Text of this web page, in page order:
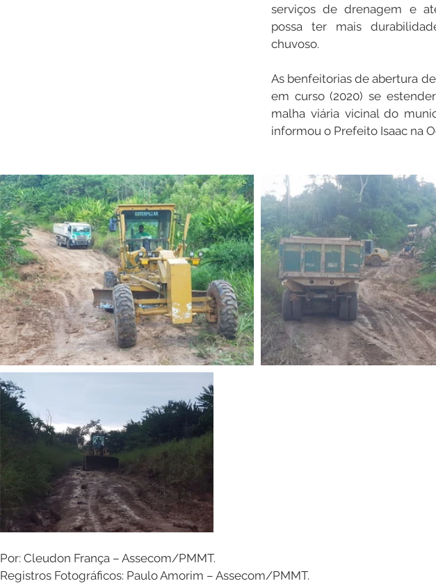
serviços de drenagem e
possa ter mais
chuvoso.
As benfeitorias de abertura
em curso (2020) se
malha viária vicinal do
informou o Prefeito Isaac na
Por: Cleudon França – Assecom/PMMT.
Registros Fotográficos: Paulo Amorim – Assecom/PMMT.